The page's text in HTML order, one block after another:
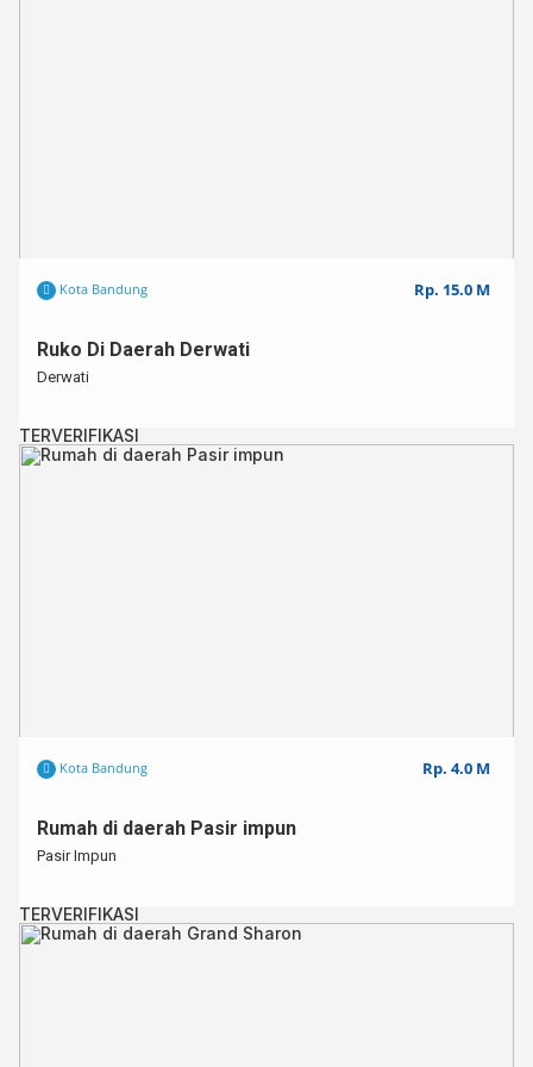
Kota Bandung Rp. 15.0 M
Ruko Di Daerah Derwati
Derwati
TERVERIFIKASI
Kota Bandung Rp. 4.0 M
Rumah di daerah Pasir impun
Pasir Impun
TERVERIFIKASI